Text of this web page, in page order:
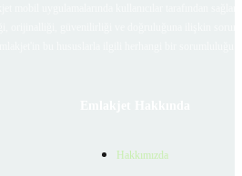
Hakkımızda